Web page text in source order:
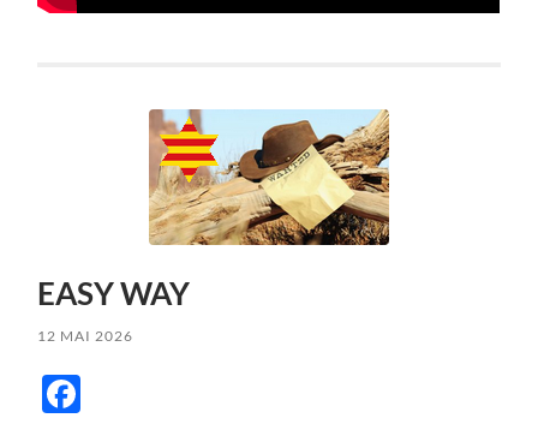
EASY WAY
12 MAI 2026